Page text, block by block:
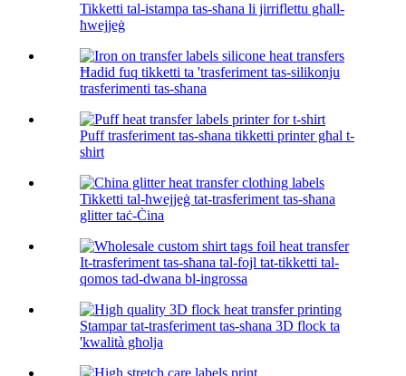
Tikketti tal-istampa tas-sħana li jirriflettu għall-
ħwejjeġ
Ħadid fuq tikketti ta 'trasferiment tas-silikonju
trasferimenti tas-sħana
Puff trasferiment tas-sħana tikketti printer għal t-
shirt
Tikketti tal-ħwejjeġ tat-trasferiment tas-sħana
glitter taċ-Ċina
It-trasferiment tas-sħana tal-fojl tat-tikketti tal-
qomos tad-dwana bl-ingrossa
Stampar tat-trasferiment tas-sħana 3D flock ta
'kwalità għolja